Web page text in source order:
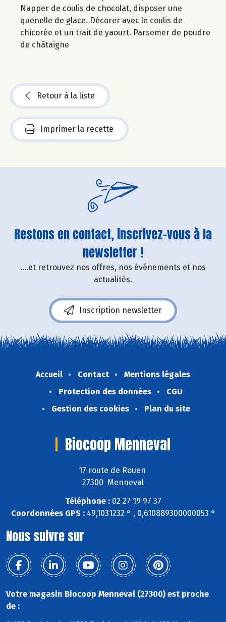
Napper de coulis de chocolat, disposer une
quenelle de glace. Décorer avec le coulis de
chicorée et un trait de yaourt. Parsemer de poudre
de châtaigne
Retour à la liste
Imprimer la recette
Restons en contact, inscrivez-vous à la
newsletter !
....et retrouvez nos offres, nos événements et nos
actualités.
Inscription newsletter
Accueil Contact
Mentions légales
Protection des données
CGU
Gestion des cookies
Plan du site
Biocoop Menneval
17 route de Rouen
27300 Menneval
Téléphone :02 27 19 97 37
Coordonnées GPS :49,1031232 ° , 0,610889300000053 °
Nous suivre sur
Votre magasin Biocoop Menneval (27300) est proche
de :